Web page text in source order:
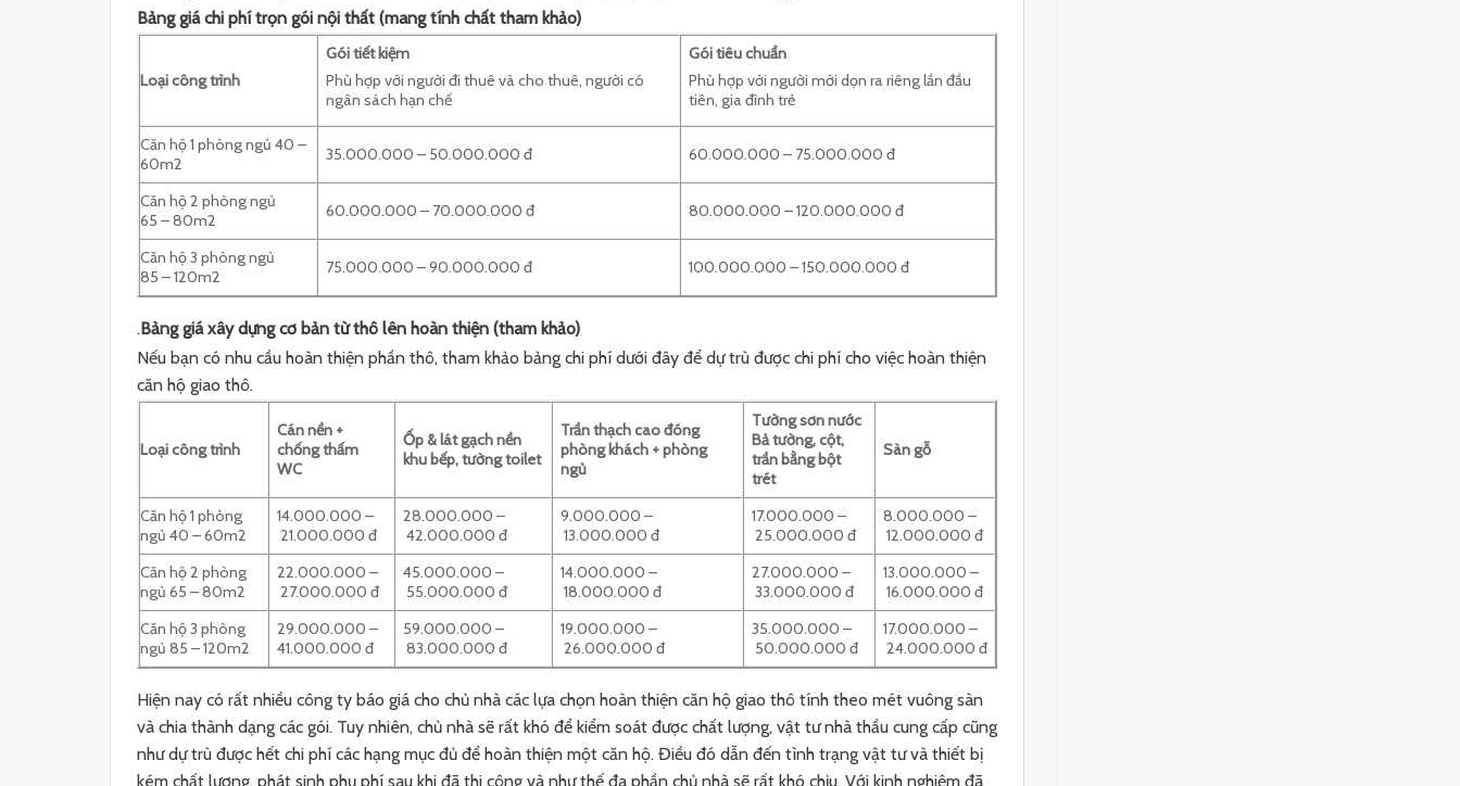
Bảng giá chi phí trọn gói nội thất (mang tính chất tham khảo)
Loại công trình
Gói tiết kiệm
Phù hợp với người đi thuê và cho thuê, người có
ngân sách hạn chế
Gói tiêu chuẩn
Phù hợp với người mới dọn ra riêng lần đầu
tiên, gia đình trẻ
Căn hộ 1 phòng ngủ 40 –
60m2
35.000.000 – 50.000.000 đ 60.000.000 – 75.000.000 đ
Căn hộ 2 phòng ngủ
65 – 80m2
60.000.000 – 70.000.000 đ 80.000.000 – 120.000.000 đ
Căn hộ 3 phòng ngủ
85 – 120m2
75.000.000 – 90.000.000 đ 100.000.000 – 150.000.000 đ
.Bảng giá xây dựng cơ bản từ thô lên hoàn thiện (tham khảo)
Nếu bạn có nhu cầu hoàn thiện phần thô, tham khảo bảng chi phí dưới đây để dự trù được chi phí cho việc hoàn thiện
căn hộ giao thô.
Loại công trình
Cán nền +
chống thấm
WC
Ốp & lát gạch nền
khu bếp, tường toilet
Trần thạch cao đóng
phòng khách + phòng
ngủ
Tường sơn nước
Bả tường, cột,
trần bằng bột
trét
Sàn gỗ
Căn hộ 1 phòng
ngủ 40 – 60m2
14.000.000 –
21.000.000 đ
28.000.000 –
42.000.000 đ
9.000.000 –
13.000.000 đ
17.000.000 –
25.000.000 đ
8.000.000 –
12.000.000 đ
Căn hộ 2 phòng
ngủ 65 – 80m2
22.000.000 –
27.000.000 đ
45.000.000 –
55.000.000 đ
14.000.000 –
18.000.000 đ
27.000.000 –
33.000.000 đ
13.000.000 –
16.000.000 đ
Căn hộ 3 phòng
ngủ 85 – 120m2
29.000.000 –
41.000.000 đ
59.000.000 –
83.000.000 đ
19.000.000 –
26.000.000 đ
35.000.000 –
50.000.000 đ
17.000.000 –
24.000.000 đ
Hiện nay có rất nhiều công ty báo giá cho chủ nhà các lựa chọn hoàn thiện căn hộ giao thô tính theo mét vuông sàn
và chia thành dạng các gói. Tuy nhiên, chủ nhà sẽ rất khó để kiểm soát được chất lượng, vật tư nhà thầu cung cấp cũng
như dự trù được hết chi phí các hạng mục đủ để hoàn thiện một căn hộ. Điều đó dẫn đến tình trạng vật tư và thiết bị
kém chất lượng, phát sinh phụ phí sau khi đã thi công và như thế đa phần chủ nhà sẽ rất khó chịu. Với kinh nghiệm đã